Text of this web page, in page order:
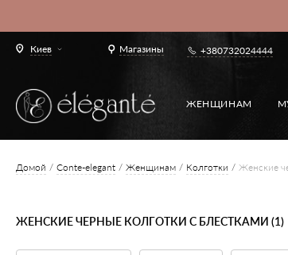
Киев Магазины +380732024444
ЖЕНЩИНАМ
Домой Conte-elegant Женщинам Колготки Женские
ЖЕНСКИЕ ЧЕРНЫЕ КОЛГОТКИ С БЛЕСТКАМИ (1)